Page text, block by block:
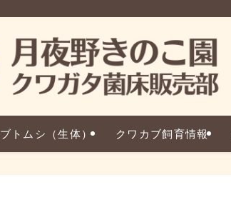
トムシ（生体） クワカブ飼育情報